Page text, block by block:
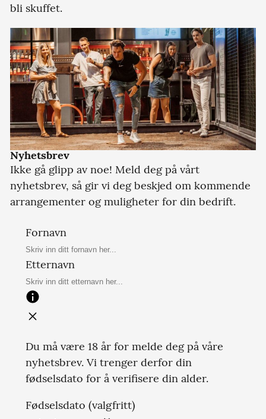
bli skuffet.
Nyhetsbrev
Ikke gå glipp av noe! Meld deg på vårt
nyhetsbrev, så gir vi deg beskjed om kommende
arrangementer og muligheter for din bedrift.
Fornavn
Etternavn
Du må være 18 år for melde deg på våre
nyhetsbrev. Vi trenger derfor din
fødselsdato for å verifisere din alder.
Fødselsdato (valgfritt)